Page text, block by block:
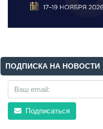
ПОДПИСКА НА НОВОСТИ
Подписаться